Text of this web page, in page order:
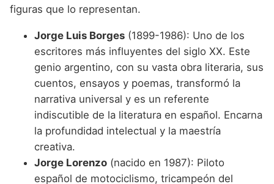
figuras que lo representan.
Jorge Luis Borges (1899-1986): Uno de los
escritores más influyentes del siglo XX. Este
genio argentino, con su vasta obra literaria, sus
cuentos, ensayos y poemas, transformó la
narrativa universal y es un referente
indiscutible de la literatura en español. Encarna
la profundidad intelectual y la maestría
creativa.
Jorge Lorenzo (nacido en 1987): Piloto
español de motociclismo, tricampeón del